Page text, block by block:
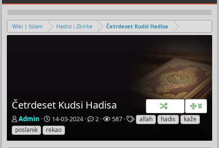
Wiki | Islam Hadisi i Zbirke Četrdeset Kudsi Hadisa
Četrdeset Kudsi Hadisa
P
o
k
Admin
P
o
č
14-03-2024
O
2
P
587
O
z
allah hadis
kaže
poslanik
rekao